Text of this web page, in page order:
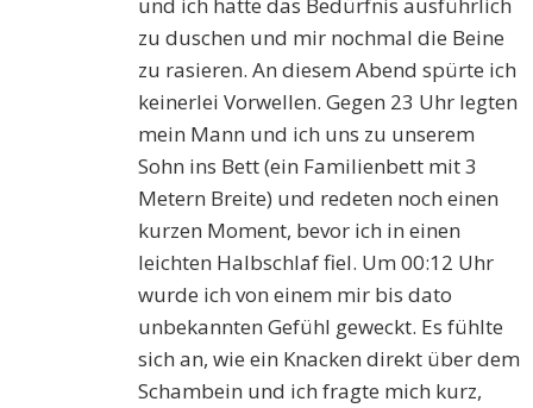
und ich hatte das Bedürfnis ausführlich
zu duschen und mir nochmal die Beine
zu rasieren. An diesem Abend spürte ich
keinerlei Vorwellen. Gegen 23 Uhr legten
mein Mann und ich uns zu unserem
Sohn ins Bett (ein Familienbett mit 3
Metern Breite) und redeten noch einen
kurzen Moment, bevor ich in einen
leichten Halbschlaf fiel. Um 00:12 Uhr
wurde ich von einem mir bis dato
unbekannten Gefühl geweckt. Es fühlte
sich an, wie ein Knacken direkt über dem
Schambein und ich fragte mich kurz,